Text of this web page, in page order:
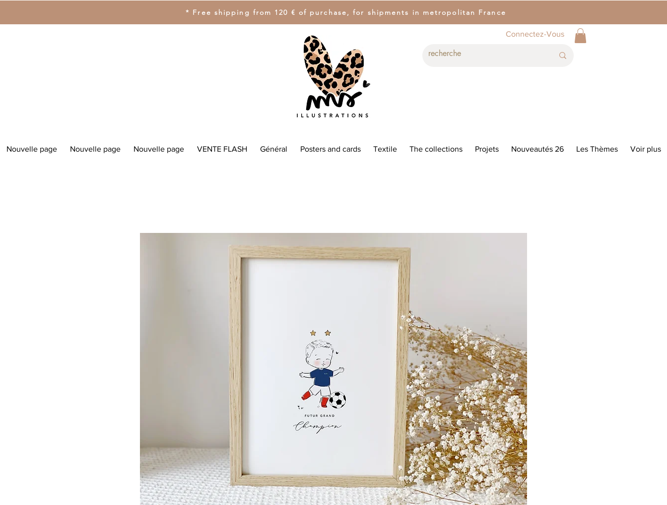
* Free shipping from 120 € of purchase, for shipments in metropolitan France
Connectez-Vous
Nouvelle page Nouvelle page Nouvelle page VENTE FLASH Général Posters and cards Textile The collections Projets Nouveautés 26 Les Thèmes Voir plus